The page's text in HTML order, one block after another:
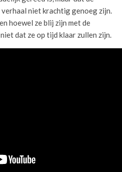
niet krachtig genoeg zijn.
hoewel ze blij zijn met de
dat ze op tijd klaar zullen zijn.